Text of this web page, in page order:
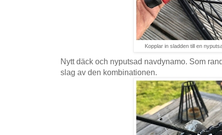
Kopplar in sladden till en
Nytt däck och nyputsad navdynamo. Som
slag av den kombinationen.